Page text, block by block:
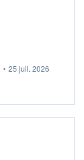
• 25 juil. 2026